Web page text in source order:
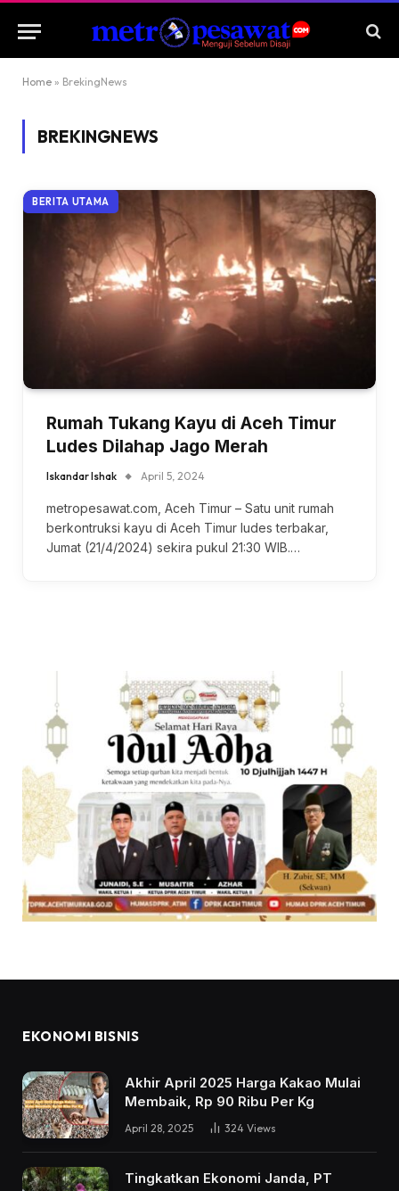
Home » BrekingNews
BREKINGNEWS
BERITA UTAMA
Rumah Tukang Kayu di Aceh Timur
Ludes Dilahap Jago Merah
Iskandar Ishak April 5, 2024
metropesawat.com, Aceh Timur – Satu unit rumah
berkontruksi kayu di Aceh Timur ludes terbakar,
Jumat (21/4/2024) sekira pukul 21:30 WIB.…
EKONOMI BISNIS
Akhir April 2025 Harga Kakao Mulai
Membaik, Rp 90 Ribu Per Kg
April 28, 2025 324 Views
Tingkatkan Ekonomi Janda, PT